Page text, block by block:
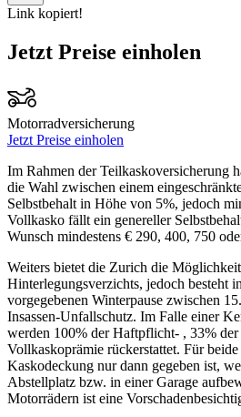
Link kopiert!
Jetzt Preise einholen
Motorradversicherung
Jetzt Preise einholen
Im Rahmen der Teilkaskoversicherung
die Wahl zwischen einem
Selbstbehalt in Höhe von 5%, jedoch
Vollkasko fällt ein genereller
Wunsch mindestens € 290, 400, 750
Weiters bietet die Zurich die
Hinterlegungsverzichts, jedoch besteht
vorgegebenen Winterpause zwischen
Insassen-Unfallschutz. Im Falle einer
werden 100% der Haftpflicht- , 33%
Vollkaskoprämie rückerstattet. Für
Kaskodeckung nur dann gegeben ist,
Abstellplatz bzw. in einer Garage
Motorrädern ist eine